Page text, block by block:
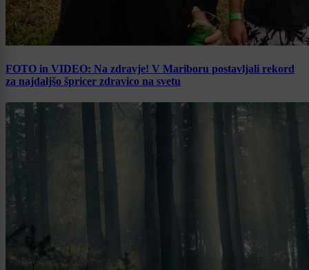
FOTO in VIDEO: Na zdravje! V Mariboru postavljali rekord
za najdaljšo špricer zdravico na svetu